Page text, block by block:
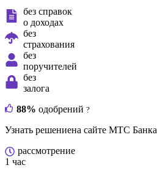
без справок
о доходах
без
страхования
без
поручителей
без
залога
88% одобрений ?
Узнать решениена сайте МТС Банка
рассмотрение
1 час